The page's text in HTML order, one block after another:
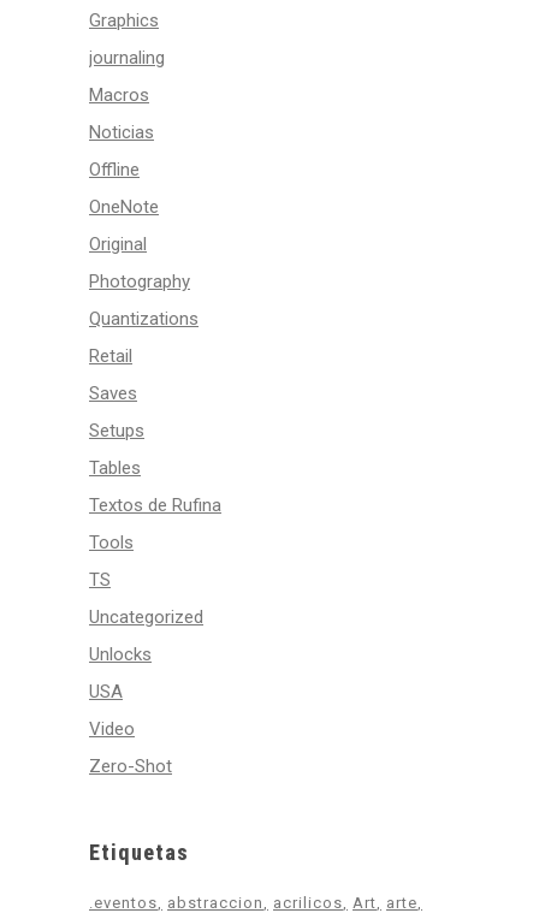
Graphics
journaling
Macros
Noticias
Offline
OneNote
Original
Photography
Quantizations
Retail
Saves
Setups
Tables
Textos de Rufina
Tools
TS
Uncategorized
Unlocks
USA
Video
Zero-Shot
Etiquetas
.eventos abstraccion acrilicos Art arte